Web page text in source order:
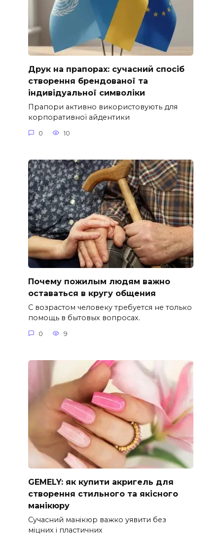
Друк на прапорах: сучасний спосіб
створення брендованої та
індивідуальної символіки
Прапори активно використовують для
корпоративної айдентики
0 10
Почему пожилым людям важно
оставаться в кругу общения
С возрастом человеку требуется не только
помощь в бытовых вопросах.
0 9
GEMELY: як купити акригель для
створення стильного та якісного
манікюру
Сучасний манікюр важко уявити без
міцних і пластичних